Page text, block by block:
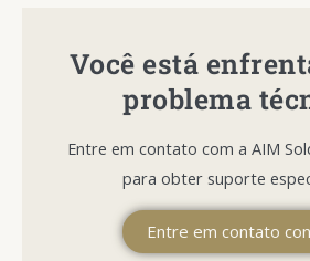
Você está
problema
Entre em contato com a AIM
para obter suporte
Entre em contato